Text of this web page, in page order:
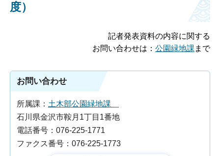
度）
記者発表資料の内容に関する
お問い合わせは： 公園緑地課 まで
お問い合わせ
所属課： 土木部公園緑地課
石川県金沢市鞍月1丁目1番地
電話番号：076-225-1771
ファクス番号：076-225-1773